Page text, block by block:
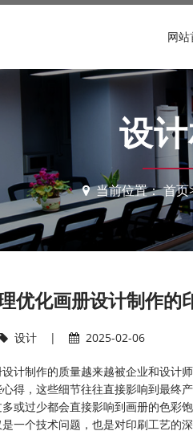
网站
设
当前位置：首页
优化画册设计制作的
设计| 2025-02-06
计制作的质量越来越被企业和设计
得，这些细节往往直接影响到最终产
或过少都会直接影响到画册的色彩
一个技术问题，也是对印刷工艺的深